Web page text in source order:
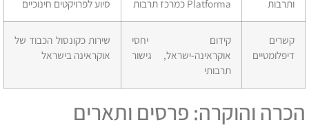
ותרבות
Platforma כמרכז תרבות
סיוע לפרויקטים חינוכיים
קשרים
דיפלומטיים
קידום יחסי
אוקראינה-ישראל, גישור
תרבותי
שירות כקונסול הכבוד של
אוקראינה בישראל
הכרה והוקרה: פרסים ותארים